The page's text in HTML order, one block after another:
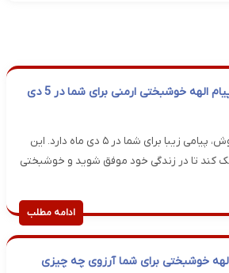
فال ارمنی 5 دی ماه | پیام الهه خوشبختی ارمنی برای شما در 5 دی
الهه خوشبختی ارمنی، آنوش، پیامی زیبا برای شما در ۵ دی ماه دارد. این
کند تا در زندگی خود موفق شوید و خوشبختی
ادامه مطلب
دی ماه | الهه خوشبختی برای شما آرزوی چه چیزی